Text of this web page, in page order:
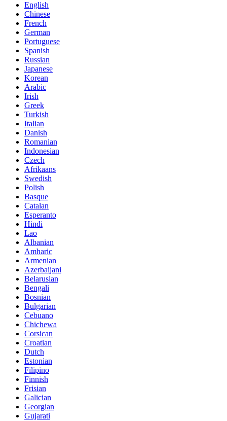
English
Chinese
French
German
Portuguese
Spanish
Russian
Japanese
Korean
Arabic
Irish
Greek
Turkish
Italian
Danish
Romanian
Indonesian
Czech
Afrikaans
Swedish
Polish
Basque
Catalan
Esperanto
Hindi
Lao
Albanian
Amharic
Armenian
Azerbaijani
Belarusian
Bengali
Bosnian
Bulgarian
Cebuano
Chichewa
Corsican
Croatian
Dutch
Estonian
Filipino
Finnish
Frisian
Galician
Georgian
Gujarati